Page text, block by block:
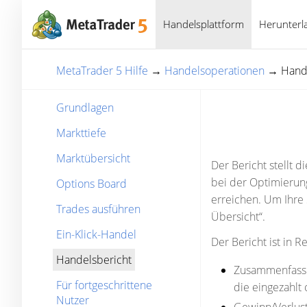
Handelsplattform
MetaTrader 5 Hilfe → Handelsoperationen →
Grundlagen
Markttiefe
Marktübersicht
Options Board
Trades ausführen
Ein-Klick-Handel
Handelsbericht
Für fortgeschrittene
Nutzer
Der Bericht stellt
bei der
erreichen. Um Ihre
Übersicht“.
Der Bericht ist in
die eingezahlt